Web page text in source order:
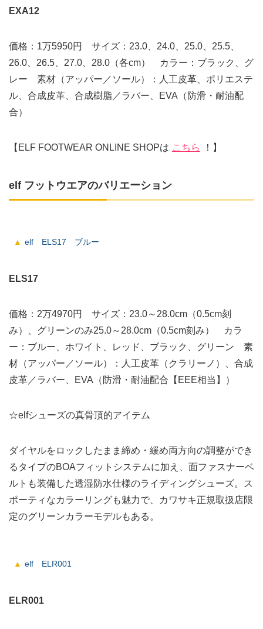
EXA12
価格：1万5950円 サイズ：23.0、24.0、25.0、25.5、
26.0、26.5、27.0、28.0（各cm） カラー：ブラック、グ
レー 素材（アッパー／ソール）：人工皮革、ポリエステ
ル、合成皮革、合成樹脂／ラバー、EVA（防滑・耐油配
合）
【ELF FOOTWEAR ONLINE SHOPは こちら ！】
elf フットウエアのバリエーション
elf ELS17 ブルー
ELS17
価格：2万4970円 サイズ：23.0～28.0cm（0.5cm刻
み）、グリーンのみ25.0～28.0cm（0.5cm刻み） カラ
ー：ブルー、ホワイト、レッド、ブラック、グリーン 素
材（アッパー／ソール）：人工皮革（クラリーノ）、合成
皮革／ラバー、EVA（防滑・耐油配合【EEE相当】）
☆elfシューズの真骨頂的アイテム
ダイヤルをロックしたまま締め・緩め両方向の調整ができ
るタイプのBOAフィットシステムに加え、面ファスナーベ
ルトも装備した透湿防水仕様のライディングシューズ。ス
ポーティなカラーリングも魅力で、カワサキ正規取扱店限
定のグリーンカラーモデルもある。
elf ELR001
ELR001